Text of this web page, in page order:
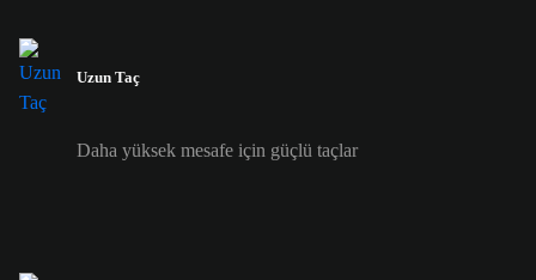
Uzun Taç
Daha yüksek mesafe için güçlü taçlar